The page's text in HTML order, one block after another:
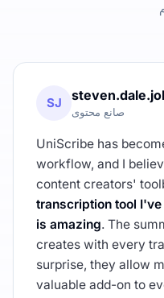
SJ
صانع محتوى
UniScribe has
workflow, and I
content creators'
transcription tool I've
is amazing. The
creates with every
surprise, they allow
valuable add-on to